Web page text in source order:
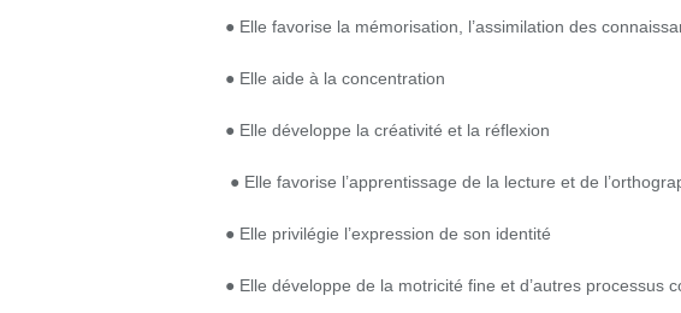
● Elle favorise la mémorisation, l’assimilation des
● Elle aide à la concentration
● Elle développe la créativité et la réflexion
● Elle favorise l’apprentissage de la lecture et de
● Elle privilégie l’expression de son identité
● Elle développe de la motricité fine et d’autres processus